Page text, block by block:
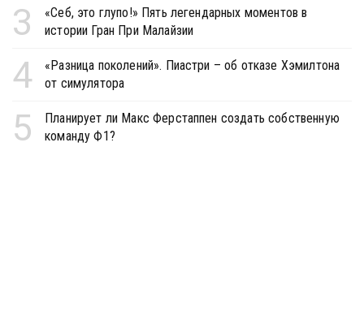
3
«Себ, это глупо!» Пять легендарных моментов в
истории Гран При Малайзии
4
«Разница поколений». Пиастри – об отказе Хэмилтона
от симулятора
5
Планирует ли Макс Ферстаппен создать собственную
команду Ф1?